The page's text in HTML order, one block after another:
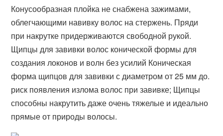
Конусообразная плойка не снабжена зажимами,
облегчающими навивку волос на стержень. Пряди
при накрутке придерживаются свободной рукой.
Щипцы для завивки волос конической формы для
создания локонов и волн без усилий Коническая
форма щипцов для завивки с диаметром от 25 мм до​.
риск появления излома волос при завивке; Щипцы
способны накрутить даже очень тяжелые и идеально
прямые от природы волосы.